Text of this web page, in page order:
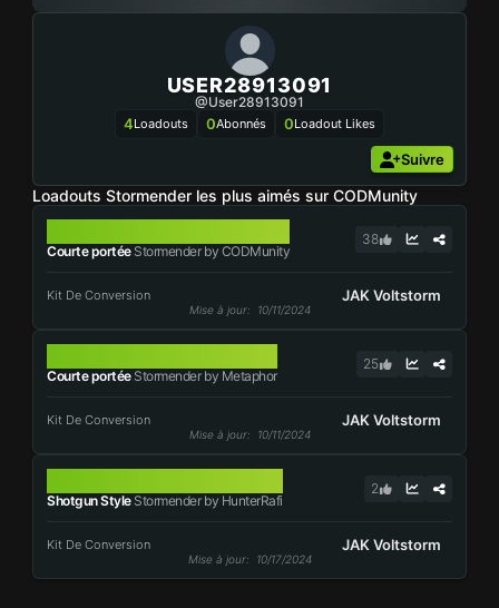
USER28913091
@user28913091
4Loadouts 0Abonnés 0Loadout Likes
Suivre
Loadouts Stormender les plus aimés sur CODMunity
Courte portéeStormender by CODMunity
38
Kit De Conversion JAK Voltstorm
Mise à jour: 10/11/2024
Courte portéeStormender by Metaphor
25
Kit De Conversion JAK Voltstorm
Mise à jour: 10/11/2024
Shotgun StyleStormender by HunterRafi
2
Kit De Conversion JAK Voltstorm
Mise à jour: 10/17/2024